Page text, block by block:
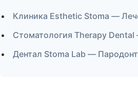
Клиника Esthetic Stoma —
Стоматология Therapy
Дентал Stoma Lab —